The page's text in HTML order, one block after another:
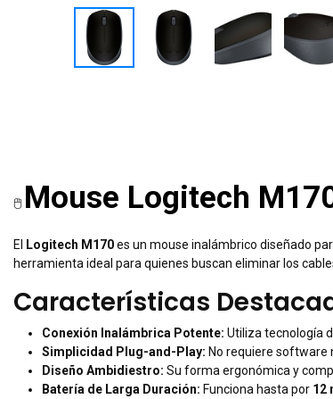
🖱️ Mouse Logitech
El Logitech M170es un mouse inalámbrico diseñado
herramienta ideal para quienes buscan eliminar los
Características
Conexión Inalámbrica Potente: Utiliza tecnología
Simplicidad Plug-and-Play: No requiere software
Diseño Ambidiestro: Su forma ergonómica y
Batería de Larga Duración: Funciona hasta por 12